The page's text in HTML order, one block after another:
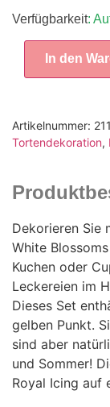
Verfügbarkeit:
In den
Artikelnummer:
Tortendekoration,
Dekorieren Sie
White
Kuchen oder
Leckereien im
Dieses Set
gelben Punkt.
sind aber
und Sommer!
Royal Icing auf